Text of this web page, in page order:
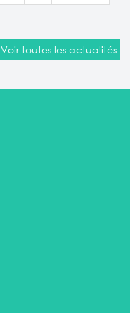
Voir toutes les actualités